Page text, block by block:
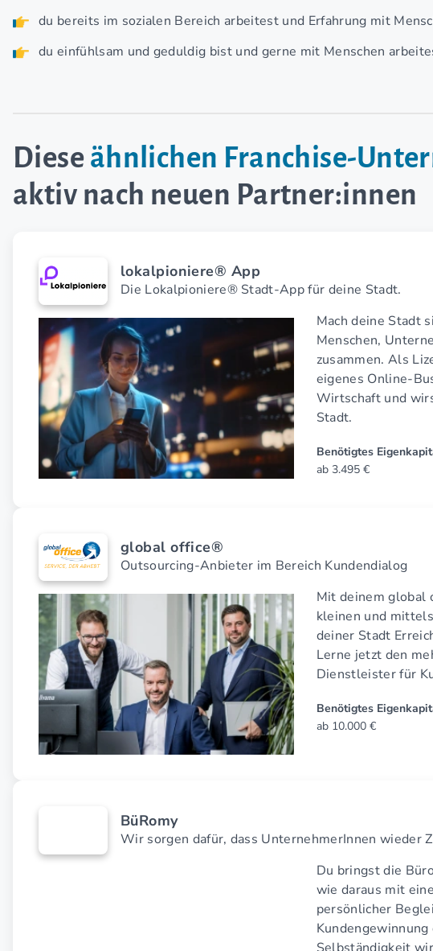
du bereits im sozialen Bereich arbeitest und Erfahrung mit
du einfühlsam und geduldig bist und gerne mit Menschen
Diese ähnlichen Franchise-
aktiv nach neuen Partner:innen
lokalpioniere® App
Die Lokalpioniere® Stadt-App für deine Stadt.
Mach deine Stadt
Menschen,
zusammen. Als
eigenes Online-
Wirtschaft und
Stadt.
Benötigtes
ab 3.495 €
global office®
Outsourcing-Anbieter im Bereich Kundendialog
Mit deinem global
kleinen und
deiner Stadt
Lerne jetzt den
Dienstleister für
Benötigtes
ab 10.000 €
BüRomy
Wir sorgen dafür, dass UnternehmerInnen wieder
Du bringst die
wie daraus mit
persönlicher
Selbständigkeit